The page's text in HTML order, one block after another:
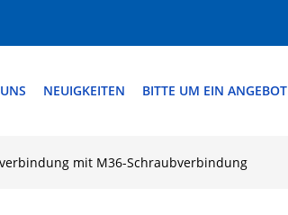
NEUIGKEITEN BITTE UM EIN ANGEBOT
mit M36-Schraubverbindung